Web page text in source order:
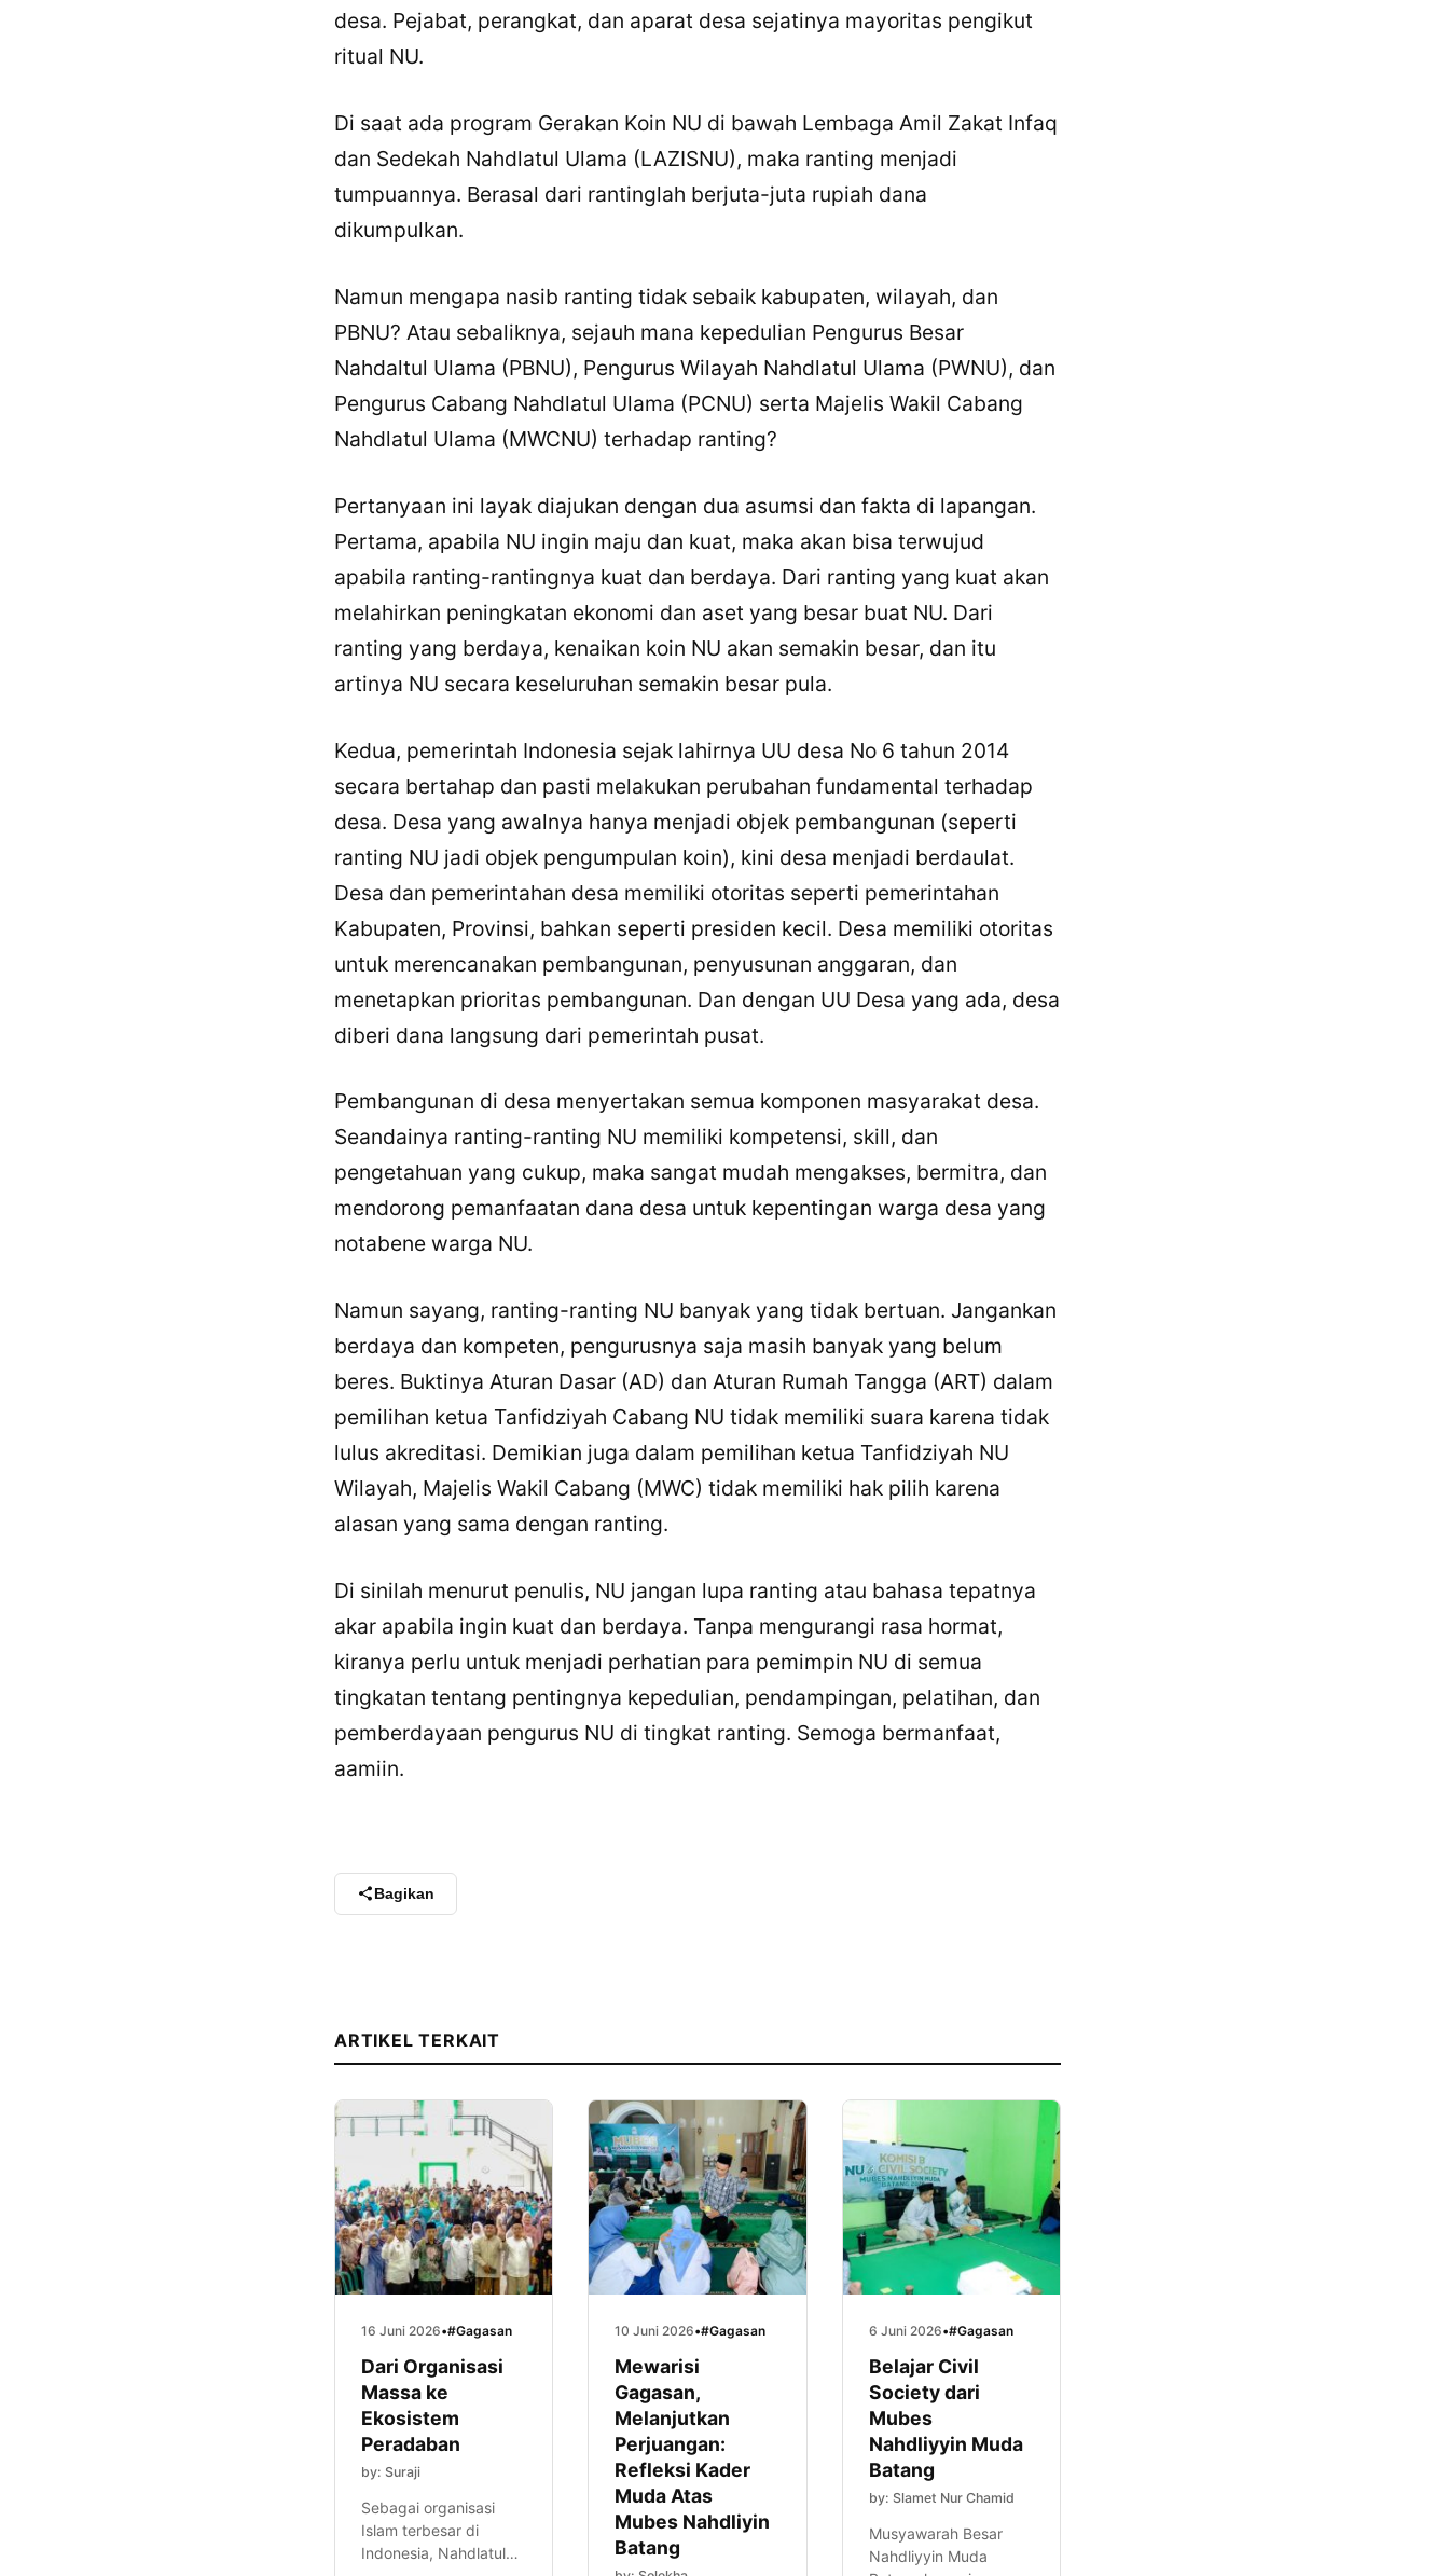
desa. Pejabat, perangkat, dan aparat desa sejatinya mayoritas pengikut
ritual NU.
Di saat ada program Gerakan Koin NU di bawah Lembaga Amil Zakat Infaq
dan Sedekah Nahdlatul Ulama (LAZISNU), maka ranting menjadi
tumpuannya. Berasal dari rantinglah berjuta-juta rupiah dana
dikumpulkan.
Namun mengapa nasib ranting tidak sebaik kabupaten, wilayah, dan
PBNU? Atau sebaliknya, sejauh mana kepedulian Pengurus Besar
Nahdaltul Ulama (PBNU), Pengurus Wilayah Nahdlatul Ulama (PWNU), dan
Pengurus Cabang Nahdlatul Ulama (PCNU) serta Majelis Wakil Cabang
Nahdlatul Ulama (MWCNU) terhadap ranting?
Pertanyaan ini layak diajukan dengan dua asumsi dan fakta di lapangan.
Pertama, apabila NU ingin maju dan kuat, maka akan bisa terwujud
apabila ranting-rantingnya kuat dan berdaya. Dari ranting yang kuat akan
melahirkan peningkatan ekonomi dan aset yang besar buat NU. Dari
ranting yang berdaya, kenaikan koin NU akan semakin besar, dan itu
artinya NU secara keseluruhan semakin besar pula.
Kedua, pemerintah Indonesia sejak lahirnya UU desa No 6 tahun 2014
secara bertahap dan pasti melakukan perubahan fundamental terhadap
desa. Desa yang awalnya hanya menjadi objek pembangunan (seperti
ranting NU jadi objek pengumpulan koin), kini desa menjadi berdaulat.
Desa dan pemerintahan desa memiliki otoritas seperti pemerintahan
Kabupaten, Provinsi, bahkan seperti presiden kecil. Desa memiliki otoritas
untuk merencanakan pembangunan, penyusunan anggaran, dan
menetapkan prioritas pembangunan. Dan dengan UU Desa yang ada, desa
diberi dana langsung dari pemerintah pusat.
Pembangunan di desa menyertakan semua komponen masyarakat desa.
Seandainya ranting-ranting NU memiliki kompetensi, skill, dan
pengetahuan yang cukup, maka sangat mudah mengakses, bermitra, dan
mendorong pemanfaatan dana desa untuk kepentingan warga desa yang
notabene warga NU.
Namun sayang, ranting-ranting NU banyak yang tidak bertuan. Jangankan
berdaya dan kompeten, pengurusnya saja masih banyak yang belum
beres. Buktinya Aturan Dasar (AD) dan Aturan Rumah Tangga (ART) dalam
pemilihan ketua Tanfidziyah Cabang NU tidak memiliki suara karena tidak
lulus akreditasi. Demikian juga dalam pemilihan ketua Tanfidziyah NU
Wilayah, Majelis Wakil Cabang (MWC) tidak memiliki hak pilih karena
alasan yang sama dengan ranting.
Di sinilah menurut penulis, NU jangan lupa ranting atau bahasa tepatnya
akar apabila ingin kuat dan berdaya. Tanpa mengurangi rasa hormat,
kiranya perlu untuk menjadi perhatian para pemimpin NU di semua
tingkatan tentang pentingnya kepedulian, pendampingan, pelatihan, dan
pemberdayaan pengurus NU di tingkat ranting. Semoga bermanfaat,
aamiin.
Bagikan
ARTIKEL TERKAIT
16 Juni 2026•#Gagasan
Dari Organisasi
Massa ke
Ekosistem
Peradaban
by: Suraji
Sebagai organisasi
Islam terbesar di
Indonesia, Nahdlatul
10 Juni 2026•#Gagasan
Mewarisi
Gagasan,
Melanjutkan
Perjuangan:
Refleksi Kader
Muda Atas
Mubes Nahdliyin
Batang
6 Juni 2026•#Gagasan
Belajar Civil
Society dari
Mubes
Nahdliyyin Muda
Batang
by: Slamet Nur Chamid
Musyawarah Besar
Nahdliyyin Muda
Bagikan Tulisan Ini ×
WhatsApp
X / Twitter
Facebook